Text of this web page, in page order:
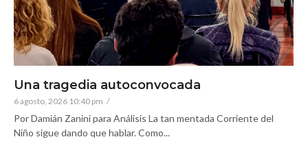
Una tragedia autoconvocada
6 agosto, 2026 10:40 pm /
Por Damián Zanini para Análisis La tan mentada Corriente del
Niño sigue dando que hablar. Como...